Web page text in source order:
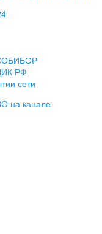
СОБИБОР
РФ
сети
на канале